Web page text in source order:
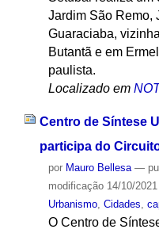
Jardim São Remo,
Guaraciaba,
Butantã e em
paulista.
Localizado em
Centro de Síntese
participa do
por Mauro Bellesa —
modificação14/10/2021
Urbanismo, Cidades,
O Centro de